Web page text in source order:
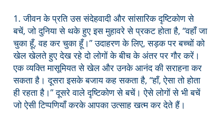
1. जीवन के प्रति उस संदेहवादी और सांसारिक दृष्टिकोण से
बचें, जो दुनिया से थके हुए इस मुहावरे से प्रकट होता है, “वहाँ जा
चुका हूँ, वह कर चुका हूँ।” उदाहरण के लिए, सड़क पर बच्चों को
खेल खेलते हुए देख रहे दो लोगों के बीच के अंतर पर गौर करें।
एक व्यक्ति मासूमियत से खेल और उनके आनंद की सराहना कर
सकता है। दूसरा इसके बजाय कह सकता है, “हाँ, ऐसा तो होता
ही रहता है।” दूसरे वाले दृष्टिकोण से बचें। ऐसे लोगों से भी बचें
जो ऐसी टिप्पणियाँ करके आपका उत्साह खत्म कर देते हैं।